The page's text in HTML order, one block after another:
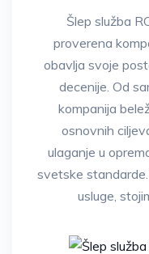
Šlep služba
proverena
obavlja svoje
decenije. Od
kompanija
osnovnih
ulaganje u
svetske
usluge,